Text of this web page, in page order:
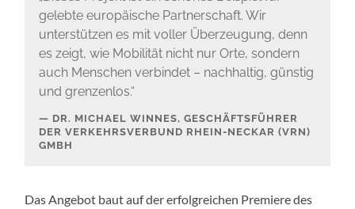
gelebte europäische Partnerschaft. Wir
unterstützen es mit voller Überzeugung, denn
es zeigt, wie Mobilität nicht nur Orte, sondern
auch Menschen verbindet – nachhaltig, günstig
und grenzenlos.“
DR. MICHAEL WINNES, GESCHÄFTSFÜHRER
DER VERKEHRSVERBUND RHEIN-NECKAR (VRN)
GMBH
Das Angebot baut auf der erfolgreichen Premiere des